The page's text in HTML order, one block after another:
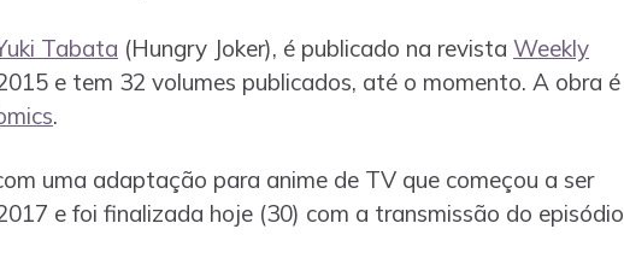
Tabata (Hungry Joker), é publicado na revista Weekly
e tem 32 volumes publicados, até o momento. A obra é
.
uma adaptação para anime de TV que começou a ser
e foi finalizada hoje (30) com a transmissão do episódio